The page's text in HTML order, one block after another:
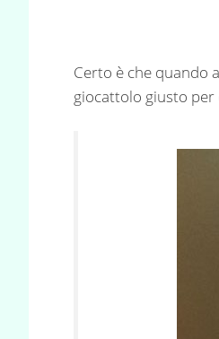
Certo è che quando
giocattolo giusto per